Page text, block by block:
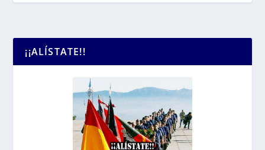
¡¡ALÍSTATE!!